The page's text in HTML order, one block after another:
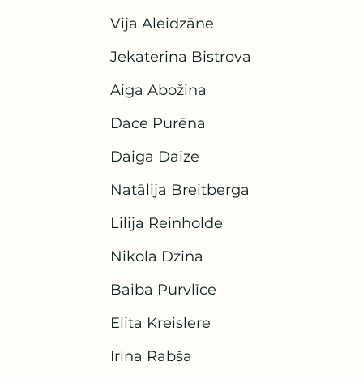
Vija Aleidzāne
Jekaterina Bistrova
Aiga Abožina
Dace Purēna
Daiga Daize
Natālija Breitberga
Lilija Reinholde
Nikola Dzina
Baiba Purvlīce
Elita Kreislere
Irina Rabša